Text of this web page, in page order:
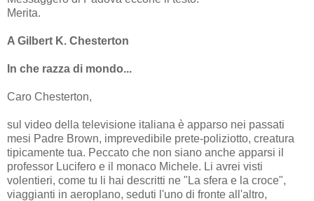
Merita.
A Gilbert K. Chesterton
In che razza di mondo...
Caro Chesterton,
sul video della televisione italiana è apparso nei passati
mesi Padre Brown, imprevedibile prete-poliziotto, creatura
tipicamente tua. Peccato che non siano anche apparsi il
professor Lucifero e il monaco Michele. Li avrei visti
volentieri, come tu li hai descritti ne "La sfera e la croce",
viaggianti in aeroplano, seduti l'uno di fronte all'altro,